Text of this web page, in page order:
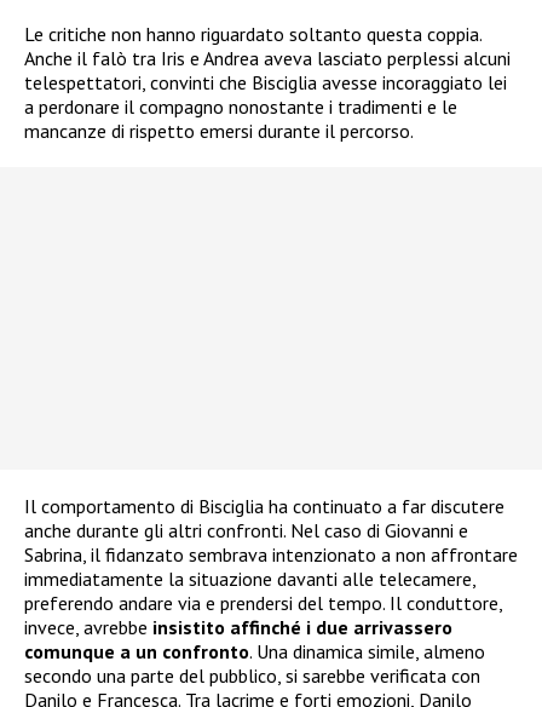
Le critiche non hanno riguardato soltanto questa coppia.
Anche il falò tra Iris e Andrea aveva lasciato perplessi alcuni
telespettatori, convinti che Bisciglia avesse incoraggiato lei
a perdonare il compagno nonostante i tradimenti e le
mancanze di rispetto emersi durante il percorso.
Il comportamento di Bisciglia ha continuato a far discutere
anche durante gli altri confronti. Nel caso di Giovanni e
Sabrina, il fidanzato sembrava intenzionato a non affrontare
immediatamente la situazione davanti alle telecamere,
preferendo andare via e prendersi del tempo. Il conduttore,
invece, avrebbe insistito affinché i due arrivassero
comunque a un confronto. Una dinamica simile, almeno
secondo una parte del pubblico, si sarebbe verificata con
Danilo e Francesca. Tra lacrime e forti emozioni, Danilo